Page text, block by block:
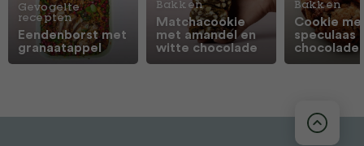
Gevogelte
recepten
Eendenborst met
granaatappel
Bakken
Matchacookie
met amandel en
witte chocolade
Bakken
Cookie
speculaas
chocolade